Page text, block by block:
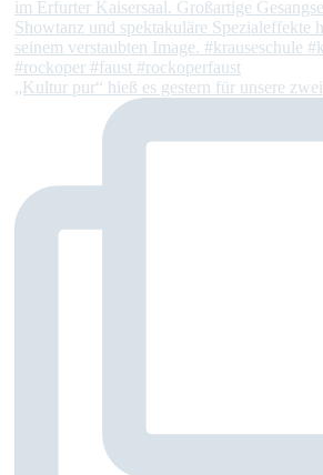
„Kultur pur“ hieß es gestern für unsere zwei